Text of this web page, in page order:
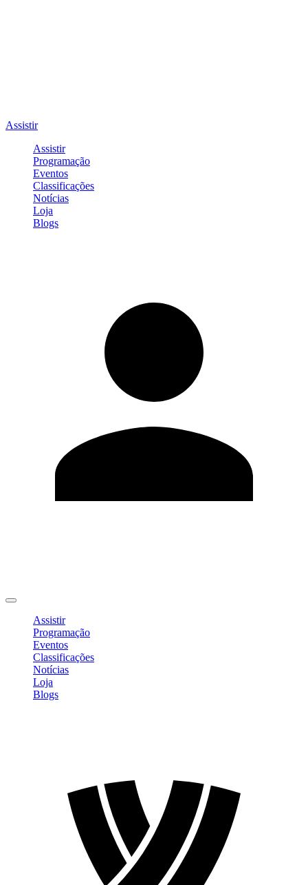
Assistir
Assistir
Programação
Eventos
Classificações
Notícias
Loja
Blogs
Assistir
Programação
Eventos
Classificações
Notícias
Loja
Blogs